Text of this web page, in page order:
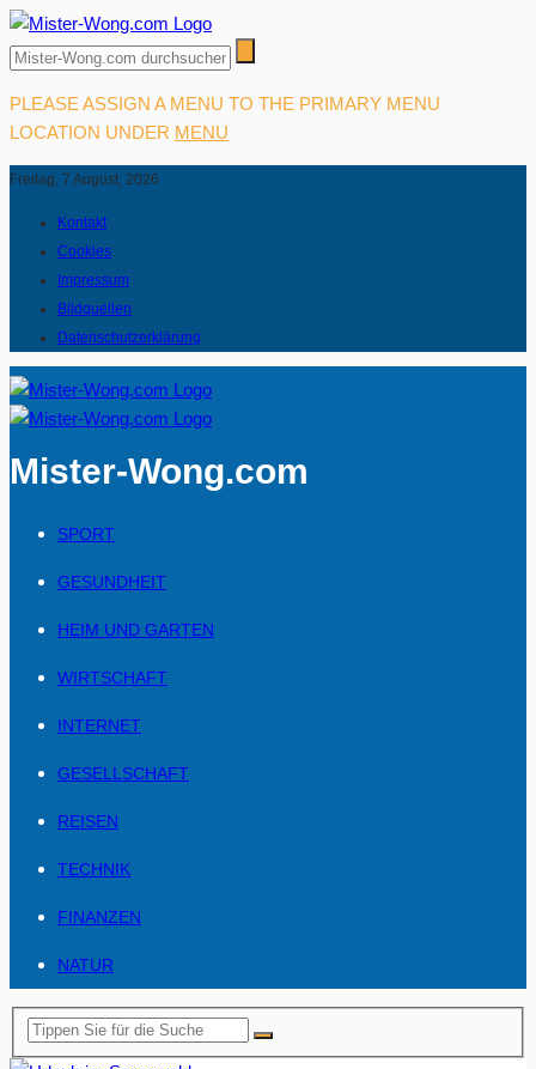
PLEASE ASSIGN A MENU TO THE PRIMARY MENU
LOCATION UNDER MENU
Freitag, 7 August, 2026
Kontakt
Cookies
Impressum
Bildquellen
Datenschutzerklärung
Mister-Wong.com
SPORT
GESUNDHEIT
HEIM UND GARTEN
WIRTSCHAFT
INTERNET
GESELLSCHAFT
REISEN
TECHNIK
FINANZEN
NATUR